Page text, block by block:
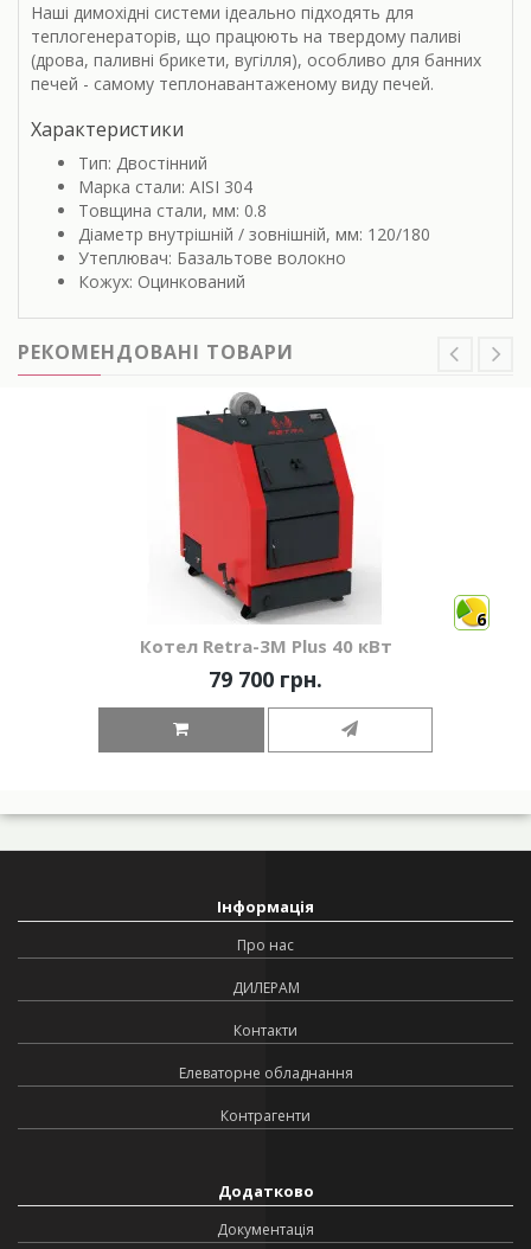
Наші димохідні системи ідеально підходять для
теплогенераторів, що працюють на твердому паливі
(дрова, паливні брикети, вугілля), особливо для банних
печей - самому теплонавантаженому виду печей.
Характеристики
Тип: Двостінний
Марка стали: AISI 304
Товщина стали, мм: 0.8
Діаметр внутрішній / зовнішній, мм: 120/180
Утеплювач: Базальтове волокно
Кожух: Оцинкований
РЕКОМЕНДОВАНІ ТОВАРИ
6
Котел Retra-3М Plus 40 кВт
79 700 грн.
Інформація
Про нас
ДИЛЕРАМ
Контакти
Елеваторне обладнання
Контрагенти
Додатково
Документація